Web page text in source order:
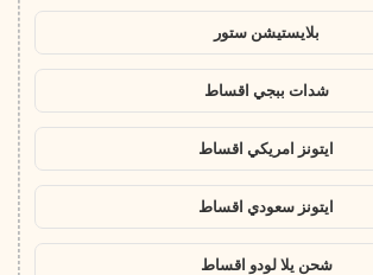
بلايستيشن ستور
شدات ببجي اقساط
ايتونز امريكي اقساط
ايتونز سعودي اقساط
شحن يلا لودو اقساط